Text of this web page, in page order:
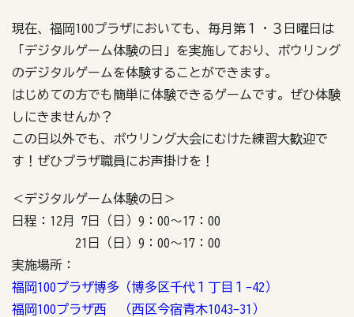
現在、福岡100プラザにおいても、毎月第１・３日曜日は
「デジタルゲーム体験の日」を実施しており、ボウリング
のデジタルゲームを体験することができます。
はじめての方でも簡単に体験できるゲームです。ぜひ体験
しにきませんか？
この日以外でも、ボウリング大会にむけた練習大歓迎で
す！ぜひプラザ職員にお声掛けを！
＜デジタルゲーム体験の日＞
日程：12月 7日（日）9：00～17：00
21日（日）9：00～17：00
実施場所：
福岡100プラザ博多（博多区千代１丁目１-42）
福岡100プラザ西 （西区今宿青木1043-31）